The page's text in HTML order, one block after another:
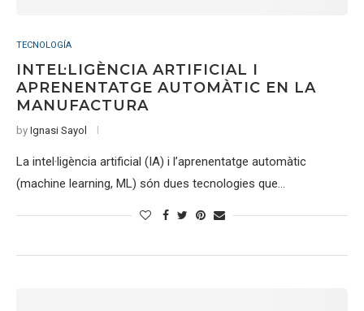
TECNOLOGÍA
INTEL·LIGÈNCIA ARTIFICIAL I
APRENENTATGE AUTOMÀTIC EN LA
MANUFACTURA
by Ignasi Sayol
La intel·ligència artificial (IA) i l’aprenentatge automàtic
(machine learning, ML) són dues tecnologies que…